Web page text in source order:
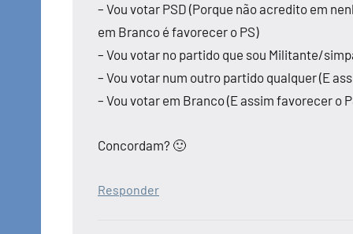
– Vou votar PSD (Porque não acredito em
em Branco é favorecer o PS)
– Vou votar no partido que sou Militante/
– Vou votar num outro partido qualquer (E
– Vou votar em Branco (E assim favorecer o
Concordam? 🙂
Responder